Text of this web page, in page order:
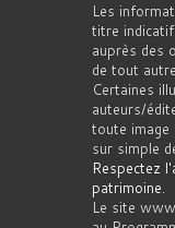
Les
titre
auprès des
de tout
Certaines
auteurs/
toute image
sur simple
Respectez
patrimoine.
Le site